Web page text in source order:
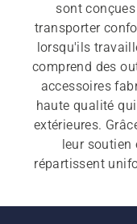
sont
transporter
lorsqu'ils
comprend des
accessoires
haute qualité
extérieures.
leur soutien
répartissent
également